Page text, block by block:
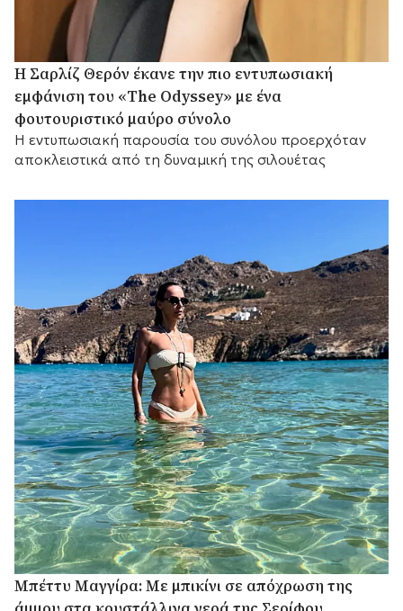
Η Σαρλίζ Θερόν έκανε την πιο εντυπωσιακή
εμφάνιση του «The Odyssey» με ένα
φουτουριστικό μαύρο σύνολο
Η εντυπωσιακή παρουσία του συνόλου προερχόταν
αποκλειστικά από τη δυναμική της σιλουέτας
Μπέττυ Μαγγίρα: Με μπικίνι σε απόχρωση της